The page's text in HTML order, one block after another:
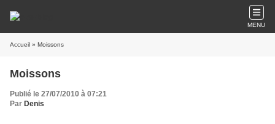
MENU
Accueil » Moissons
Moissons
Publié le 27/07/2010 à 07:21
Par Denis